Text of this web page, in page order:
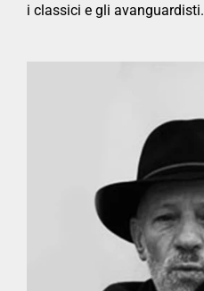
i classici e gli avanguardisti.